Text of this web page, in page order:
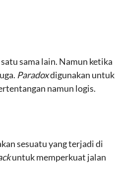
sama lain. Namun ketika
Paradoxdigunakan untuk
namun logis.
sesuatu yang terjadi di
untuk memperkuat jalan